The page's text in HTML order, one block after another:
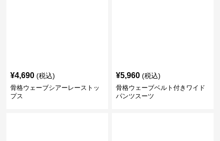
¥4,690 (税込)
骨格ウェーブシアーレーストッ
プス
¥5,960 (税込)
骨格ウェーブベルト付きワイド
パンツスーツ